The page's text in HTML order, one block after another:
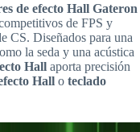
de efecto Hall Gateron
de FPS y
CS. Diseñados para una
la seda y una acústica
Hall aporta precisión
Hall o teclado